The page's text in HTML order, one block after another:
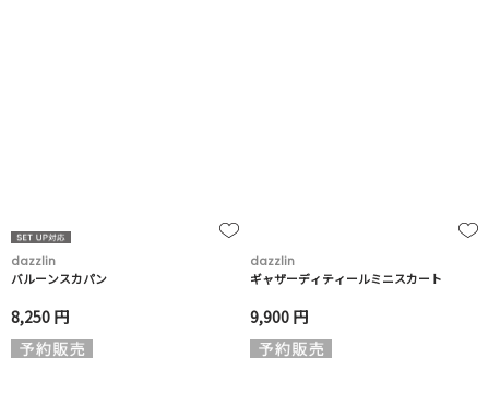
dazzlin
バルーンスカパン
8,250 円
dazzlin
ギャザーディティールミニスカート
9,900 円